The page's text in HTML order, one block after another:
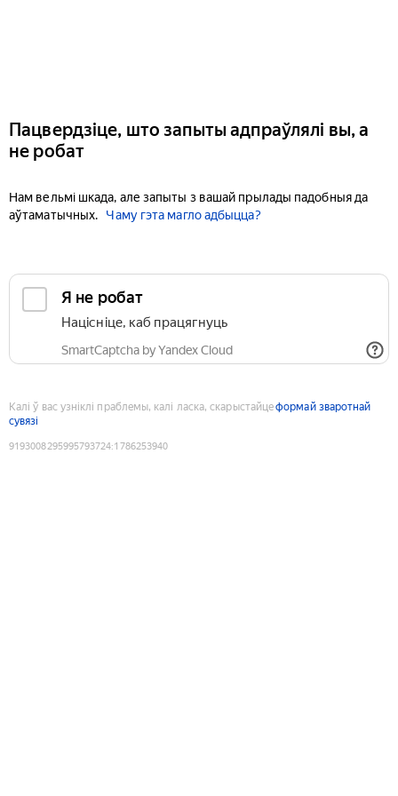
Пацвердзіце, што запыты адпраўлялі вы, а
не робат
Нам вельмі шкада, але запыты з вашай прылады падобныя да
аўтаматычных.
Чаму гэта магло адбыцца?
Я не робат
Націсніце, каб працягнуць
SmartCaptcha by Yandex Cloud
Калі ў вас узніклі праблемы, калі ласка, скарыстайцеформай зваротнай
сувязі
9193008295995793724:1786253940